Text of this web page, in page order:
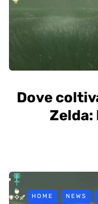
Dove
Zelda:
HOME NEWS